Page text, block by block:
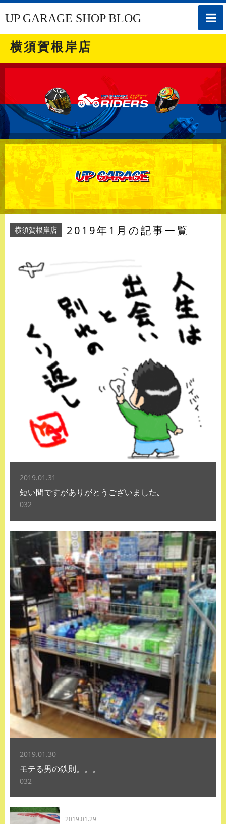
toggle
UP GARAGE SHOP BLOG
横須賀根岸店
横須賀根岸店 2019年1月の記事一覧
2019.01.31
短い間ですがありがとうございました｡
032
2019.01.30
モテる男の鉄則。。。
032
2019.01.29